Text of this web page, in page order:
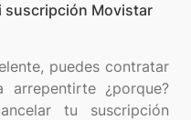
suscripción Movistar
puedes contratar
¿porque?
tu suscripción